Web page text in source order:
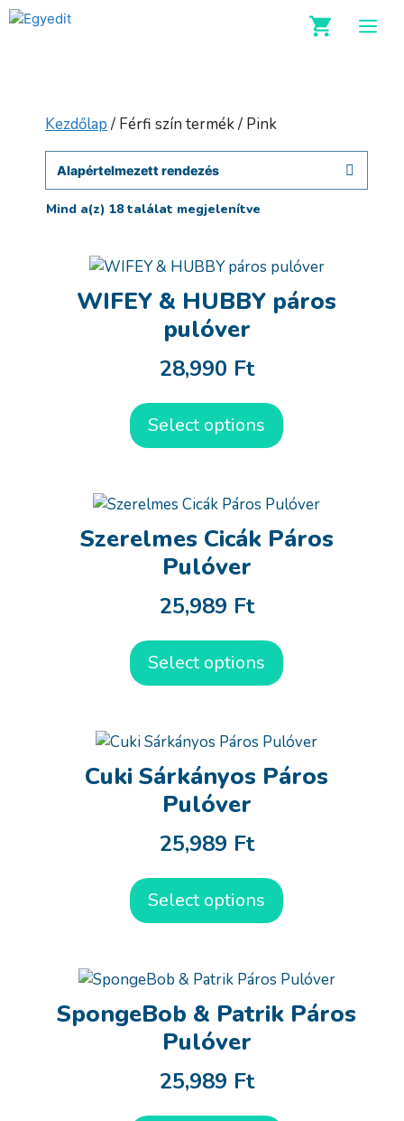
Kilépés
Kezdőlap/ Férfi szín termék / Pink
Mind a(z) 18 találat megjelenítve
WIFEY & HUBBY páros
pulóver
28,990 Ft
Select options
Szerelmes Cicák Páros
Pulóver
25,989 Ft
Select options
Cuki Sárkányos Páros
Pulóver
25,989 Ft
Select options
SpongeBob & Patrik Páros
Pulóver
25,989 Ft